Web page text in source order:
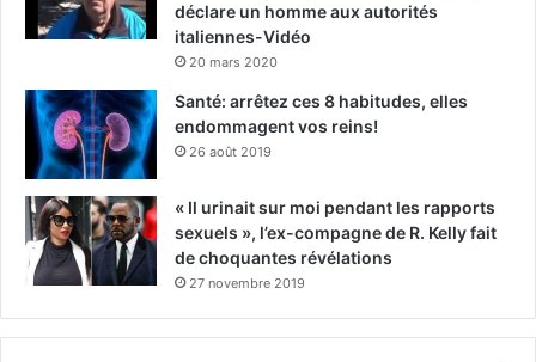
déclare un homme aux autorités
italiennes-Vidéo
20 mars 2020
Santé: arrêtez ces 8 habitudes, elles
endommagent vos reins!
26 août 2019
« Il urinait sur moi pendant les rapports
sexuels », l’ex-compagne de R. Kelly fait
de choquantes révélations
27 novembre 2019